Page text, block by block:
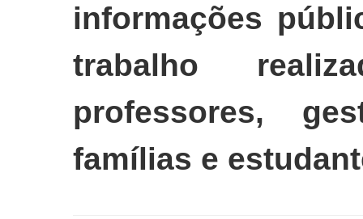
informações
trabalho
professores,
famílias e